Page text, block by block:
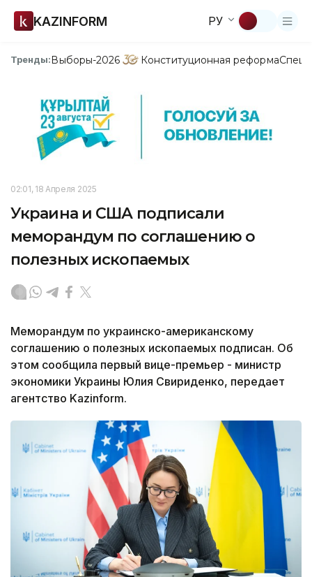
KAZINFORM РУ
Тренды:Выборы-2026 Конституционная реформа
02:01, 18 Апреля 2025
Украина и США подписали
меморандум по соглашению о
полезных ископаемых
Меморандум по украинско-американскому
соглашению о полезных ископаемых подписан. Об
этом сообщила первый вице-премьер - министр
экономики Украины Юлия Свириденко, передает
агентство Kazinform.